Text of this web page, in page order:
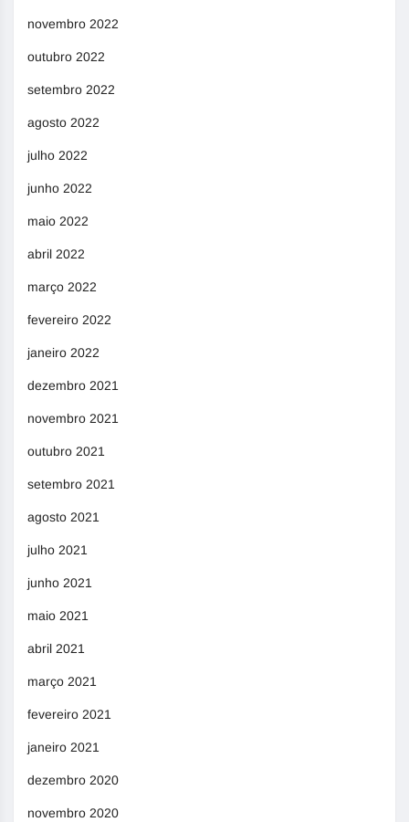
novembro 2022
outubro 2022
setembro 2022
agosto 2022
julho 2022
junho 2022
maio 2022
abril 2022
março 2022
fevereiro 2022
janeiro 2022
dezembro 2021
novembro 2021
outubro 2021
setembro 2021
agosto 2021
julho 2021
junho 2021
maio 2021
abril 2021
março 2021
fevereiro 2021
janeiro 2021
dezembro 2020
novembro 2020